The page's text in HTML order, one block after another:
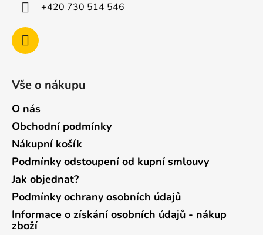
+420 730 514 546
Vše o nákupu
O nás
Obchodní podmínky
Nákupní košík
Podmínky odstoupení od kupní smlouvy
Jak objednat?
Podmínky ochrany osobních údajů
Informace o získání osobních údajů - nákup
zboží